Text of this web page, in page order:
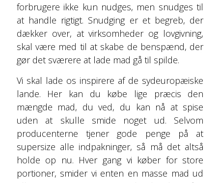
forbrugere ikke kun nudges, men snudges til
at handle rigtigt. Snudging er et begreb, der
dækker over, at virksomheder og lovgivning,
skal være med til at skabe de benspænd, der
gør det sværere at lade mad gå til spilde.
Vi skal lade os inspirere af de sydeuropæiske
lande. Her kan du købe lige præcis den
mængde mad, du ved, du kan nå at spise
uden at skulle smide noget ud. Selvom
producenterne tjener gode penge på at
supersize alle indpakninger, så må det altså
holde op nu. Hver gang vi køber for store
portioner, smider vi enten en masse mad ud